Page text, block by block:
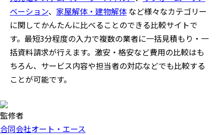
ベーション、 家屋解体・建物解体 など様々なカテゴリー
に関してかんたんに比べることのできる比較サイトで
す。最短3分程度の入力で複数の業者に一括見積もり・一
括資料請求が行えます。激安・格安など費用の比較はも
ちろん、サービス内容や担当者の対応などでも比較する
ことが可能です。
監修者
合同会社オート・エース